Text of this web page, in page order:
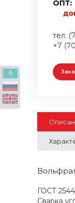
ОПТ:
тел:
+7
ГОСТ
Сварка